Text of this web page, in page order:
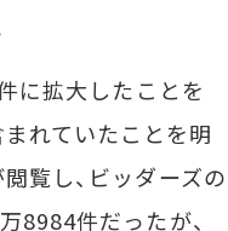
に拡大したことを
れていたことを明
覧し、ビッダーズの
8984件だったが、